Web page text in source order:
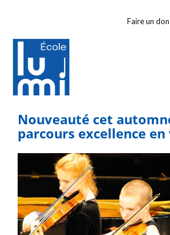
Faire un don
Nouveauté cet
parcours excellence